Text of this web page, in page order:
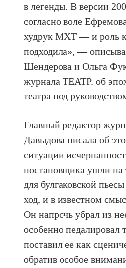
в легенды. В версии
согласно воле
худрук МХТ — и роль
подходила», —
Шендерова и Ольга
журнала ТЕАТР. об
театра под
Главный редактор
Давыдова писала об
ситуации
постановщика ушли на
для булгаковской
ход, и в известном
Он напрочь убрал из
особенно педалировал
поставил ее как
обратив особое